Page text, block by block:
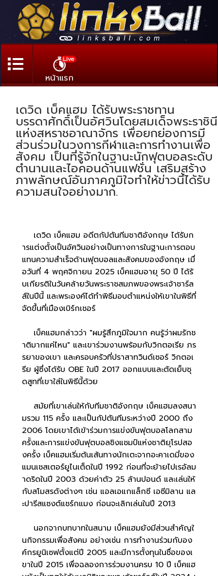
Live
หน้าแรก
เดวิด เบ็คแฮม ได้รับพระราชทาน
บรรดาศักดิ์เป็นอัศวินโดยสมเด็จพระราชินี
แห่งสหราชอาณาจักร เพื่อยกย่องการมี
ส่วนร่วมในวงการกีฬาและการทำงานเพื่อ
สังคม เป็นที่รู้จักในฐานะนักฟุตบอลระดับ
ตำนานและไอคอนด้านแฟชั่น เสริมสร้าง
ภาพลักษณ์อันภาคภูมิใจทำให้ข่าวนี้ได้รับ
ความสนใจอย่างมาก.
เดวิด เบ็คแฮม อดีตกัปตันทีมชาติอังกฤษ ได้รับก
ารแต่งตั้งเป็นอัศวินอย่างเป็นทางการในฐานะการตอบ
แทนความสำเร็จด้านฟุตบอลและสังคมของอังกฤษ เมื่
อวันที่ 4 พฤศจิกายน 2025 เบ็คแฮมอายุ 50 ปี ได้รั
บเกียรติในวันคล้ายวันพระราชสมภพของพระเจ้าชาร์ล
ส์ในปีนี้ และพระองค์ได้ทำพิธีมอบตำแหน่งให้เขาในพิธีที่
จัดขึ้นที่เมืองเบิร์กเชอร์
เบ็คแฮมกล่าวว่า "ผมรู้สึกภูมิใจมาก คนรู้ว่าผมรักช
าติมากแค่ไหน" และเขาร่วมงานพร้อมกับวิกตอเรีย ภร
รยาของเขา และครอบครัวที่ปราสาทวินด์เซอร์ วิกตอเ
รีย ผู้ซึ่งได้รับ OBE ในปี 2017 ออกแบบและตัดเย็บชุ
ดสูทที่เขาใส่ในพิธีนี้ด้วย
สมัยที่เขาเล่นให้กับทีมชาติอังกฤษ เบ็คแฮมลงสนา
มรวม 115 ครั้ง และเป็นกัปตันทีมระหว่างปี 2000 ถึง
2006 โดยเขาได้เข้าร่วมการแข่งขันฟุตบอลโลกสาม
ครั้งและการแข่งขันฟุตบอลชิงแชมป์แห่งชาติยุโรปสอ
งครั้ง เบ็คแฮมเริ่มต้นเส้นทางนักเตะจากอะคาเดมี่ของ
แมนเชสเตอร์ยูไนเต็ดในปี 1992 ก่อนที่จะย้ายไปเรอัลม
าดริดในปี 2003 ด้วยค่าตัว 25 ล้านปอนด์ และเล่นให้
กับสโมสรดังต่างๆ เช่น แอลเอแกแล็กซี เอซีมิลาน แล
ะปารีสแซงต์แชร์กแมง ก่อนจะเลิกเล่นในปี 2013
นอกจากบทบาทในสนาม เบ็คแฮมยังมีส่วนสำคัญใ
นกิจกรรมเพื่อสังคม อย่างเช่น การทำงานร่วมกับอง
ค์กรยูนิเซฟตั้งแต่ปี 2005 และมีการตั้งทุนในชื่อของเ
ขาในปี 2015 เพื่อฉลองการร่วมงานครบ 10 ปี เบ็คแฮ